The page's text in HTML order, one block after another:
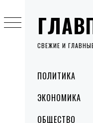
СВЕЖИЕ И
MenuПОЛИТИКА
ЭКОНОМИКА
ОБЩЕСТВО
to
content